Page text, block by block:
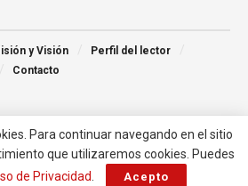
y Visión
Perfil del lector
Contacto
Para continuar navegando en el sitio
que utilizaremos cookies. Puedes
de Privacidad Acepto